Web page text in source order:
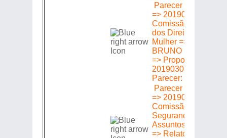
Parecer em
=> 20190301606 =>
Comissão de Defesa
dos Direitos da
Mulher => Relator:
BRUNO DAUAIRE
=> Proposição
20190301606 =>
Parecer: Favorável
Parecer em
=> 20190301606 =>
Comissão de
Segurança Pública e
Assuntos de Polícia
=> Relator: